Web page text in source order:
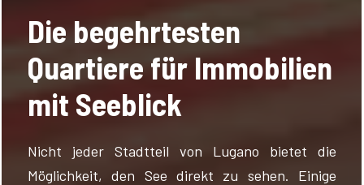
Die begehrtesten
Quartiere für Immobilien
mit Seeblick
Nicht jeder Stadtteil von Lugano bietet die
Möglichkeit, den See direkt zu sehen. Einige